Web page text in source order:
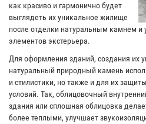
как красиво и гармонично будет
выглядеть их уникальное жилище
после отделки натуральным камнем и
элементов экстерьера.
Для оформления зданий, создания их
натуральный природный камень
и стилистики, но также и для их
условий. Так, облицовочный
здания или сплошная облицовка
более теплыми, улучшает